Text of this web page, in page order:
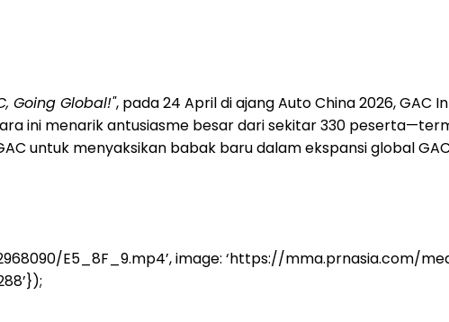
Going Global!", pada 24 April di ajang Auto China 2026,
ini menarik antusiasme besar dari sekitar 330
untuk menyaksikan babak baru dalam ekspansi global
E5_8F_9.mp4’, image: ‘https://mma.prnasia.com/